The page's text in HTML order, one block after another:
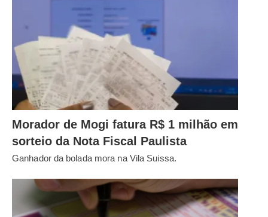
Morador de Mogi fatura R$ 1 milhão em
sorteio da Nota Fiscal Paulista
Ganhador da bolada mora na Vila Suissa.